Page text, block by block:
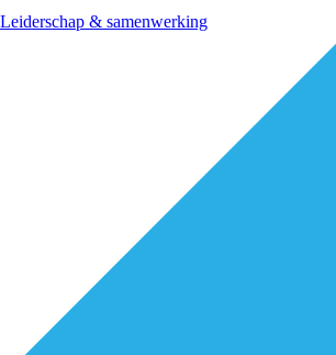
Leiderschap & samenwerking